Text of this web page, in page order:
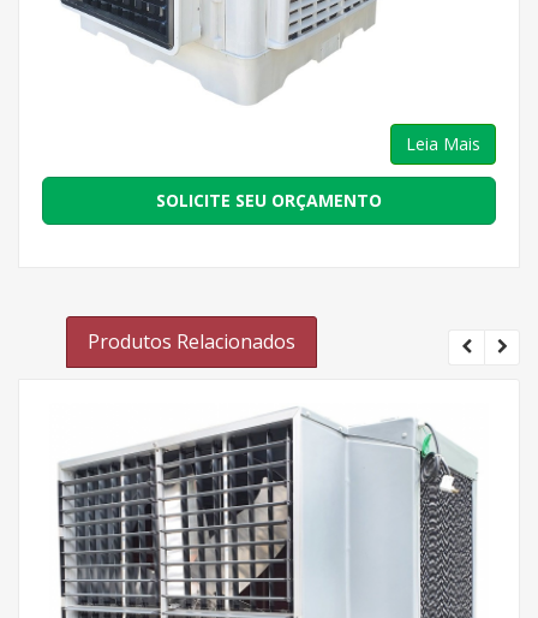
Leia Mais
SOLICITE SEU ORÇAMENTO
Produtos Relacionados